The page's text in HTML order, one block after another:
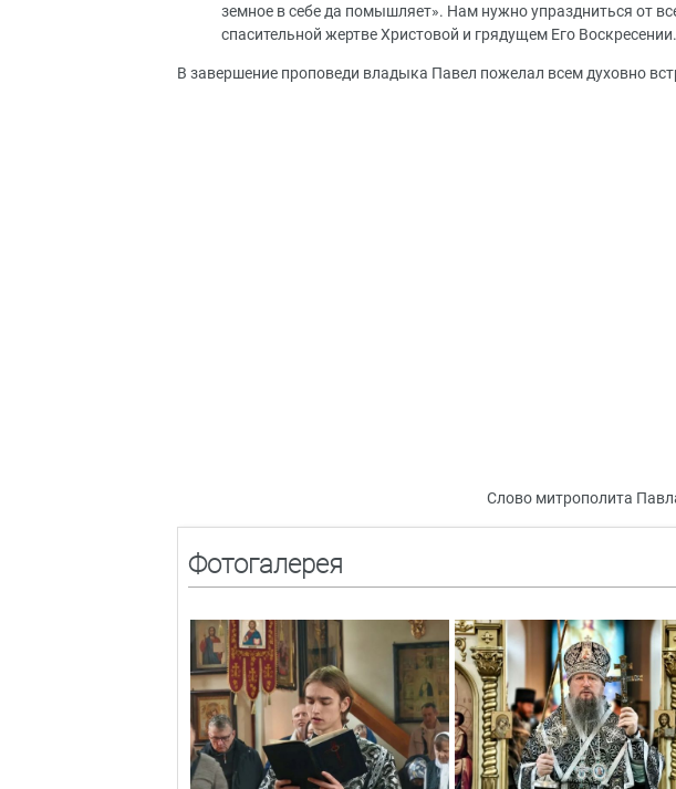
земное в себе да помышляет». Нам нужно упраздниться от
спасительной жертве Христовой и грядущем Его Воскресении.
В завершение проповеди владыка Павел пожелал всем духовно
Слово митрополита
Фотогалерея